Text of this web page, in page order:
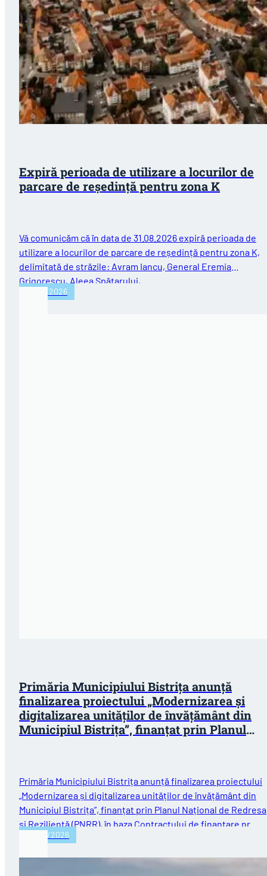
Expiră perioada de utilizare a locurilor de
parcare de reședință pentru zona K
Vă comunicăm că în data de 31.08.2026 expiră perioada de
utilizare a locurilor de parcare de reședință pentru zona K,
delimitată de străzile: Avram Iancu, General Eremia
Grigorescu, Aleea Spătarului,…
31/07/2026
Primăria Municipiului Bistrița anunță
finalizarea proiectului „Modernizarea și
digitalizarea unităților de învățământ din
Municipiul Bistrița”, finanțat prin Planul
Primăria Municipiului Bistrița anunță finalizarea proiectului
„Modernizarea și digitalizarea unităților de învățământ din
Municipiul Bistrița”, finanțat prin Planul Național de
și Reziliență (PNRR), în baza Contractului de finanțare nr.…
30/07/2026